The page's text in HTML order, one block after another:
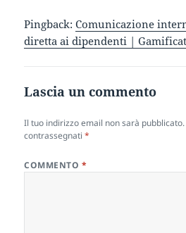
Pingback:Comunicazione
diretta ai dipendenti |
Lascia un commento
Il tuo indirizzo email non sarà pubblicato.
contrassegnati*
COMMENTO *